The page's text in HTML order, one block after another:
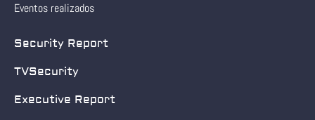
Eventos realizados
Security Report
TVSecurity
Executive Report